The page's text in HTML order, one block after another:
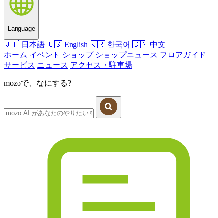
Language
🇯🇵 日本語 🇺🇸 English 🇰🇷 한국어 🇨🇳 中文
ホーム イベント ショップ ショップニュース フロアガイド
サービス ニュース アクセス・駐車場
mozoで、なにする?